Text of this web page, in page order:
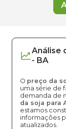
Análise
- BA
O preço da
uma série de
demanda de
da soja para
estamos
informações
atualizados.